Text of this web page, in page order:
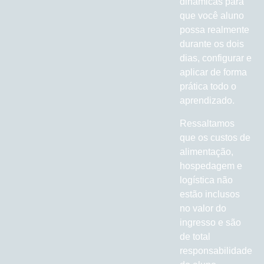
que você aluno
possa realmente
durante os dois
dias, configurar e
aplicar de forma
prática todo o
aprendizado.
Ressaltamos
que os custos de
alimentação,
hospedagem e
logística não
estão inclusos
no valor do
ingresso e são
de total
responsabilidade